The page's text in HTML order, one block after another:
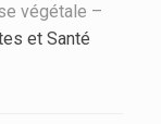
végétale –
et Santé